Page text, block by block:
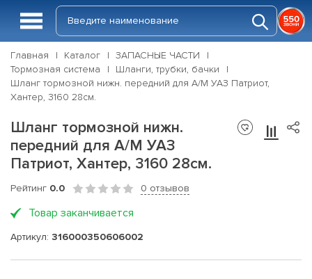
Главная Каталог
ЗАПАСНЫЕ ЧАСТИ
Тормозная система
Шланги, трубки, бачки
Шланг тормозной нижн. передний для А/М УАЗ Патриот,
Хантер, 3160 28см.
Шланг тормозной нижн.
передний для А/М УАЗ
Патриот, Хантер, 3160 28см.
Рейтинг 0.0 0 отзывов
Товар заканчивается
Артикул: 316000350606002